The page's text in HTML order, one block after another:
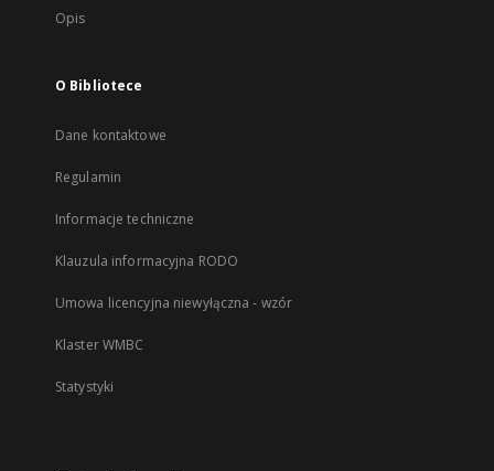
Opis
O Bibliotece
Dane kontaktowe
Regulamin
Informacje techniczne
Klauzula informacyjna RODO
Umowa licencyjna niewyłączna - wzór
Klaster WMBC
Statystyki